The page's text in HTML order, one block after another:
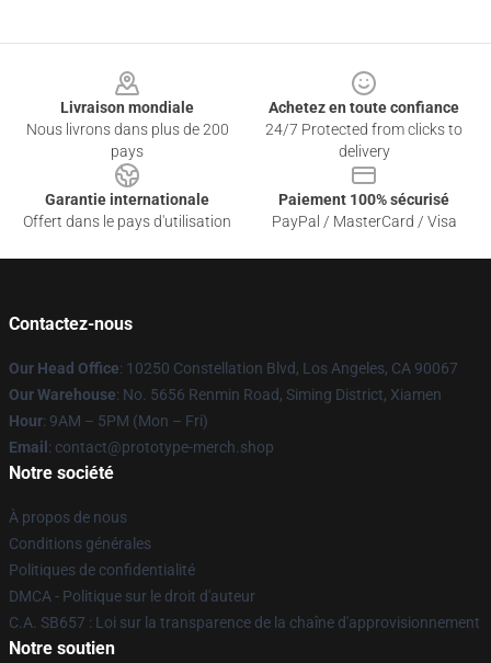
Livraison mondiale
Nous livrons dans plus de 200
pays
Achetez en toute confiance
24/7 Protected from clicks to
delivery
Garantie internationale
Offert dans le pays d'utilisation
Paiement 100% sécurisé
PayPal / MasterCard / Visa
Contactez-nous
Our Head Office: 10250 Constellation Blvd, Los Angeles, CA 90067
Our Warehouse: No. 5656 Renmin Road, Siming District, Xiamen
Hour: 9AM – 5PM (Mon – Fri)
Email : contact@prototype-merch.shop
Notre société
À propos de nous
Conditions générales
Politiques de confidentialité
DMCA - Politique sur le droit d'auteur
C.A. SB657 : Loi sur la transparence de la chaîne d'approvisionnement
Notre soutien